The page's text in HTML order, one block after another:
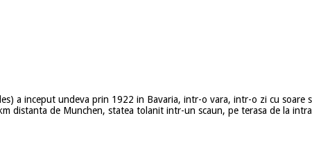
a inceput undeva prin 1922 in Bavaria, intr-o vara, intr-o zi cu
distanta de Munchen, statea tolanit intr-un scaun, pe terasa de la